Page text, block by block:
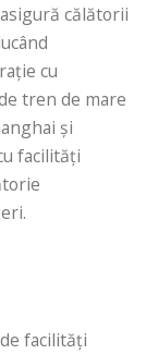
călătorii
cu
tren de mare
și
facilități
facilități